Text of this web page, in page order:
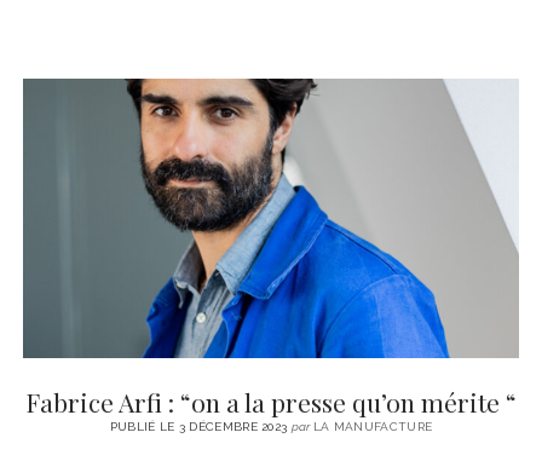
Fabrice Arfi : “on a la presse qu’on mérite “
PUBLIÉ LE 3 DÉCEMBRE 2023 parLA MANUFACTURE